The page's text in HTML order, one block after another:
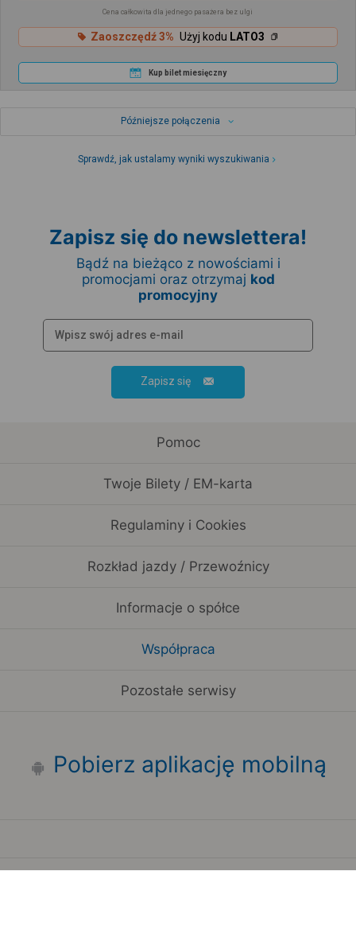
Cena całkowita dla jednego pasażera bez ulgi
Zaoszczędź 3% Użyj kodu LATO3
Kup bilet miesięczny
Późniejsze połączenia
Sprawdź, jak ustalamy wyniki wyszukiwania
Zapisz się do newslettera!
Bądź na bieżąco z nowościami i
promocjami oraz otrzymaj kod
promocyjny
Zapisz się
Pomoc
Twoje Bilety / EM-karta
Regulaminy i Cookies
Rozkład jazdy / Przewoźnicy
Informacje o spółce
Współpraca
Pozostałe serwisy
Pobierz aplikację mobilną